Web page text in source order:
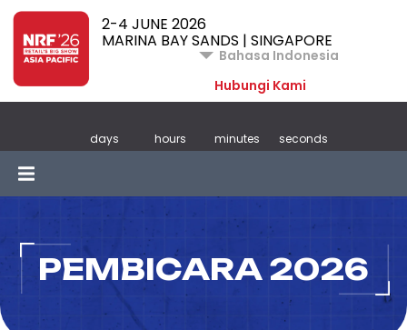
2-4 JUNE 2026
MARINA BAY SANDS | SINGAPORE
Bahasa Indonesia
Hubungi Kami
days hours minutes seconds
PEMBICARA 2026